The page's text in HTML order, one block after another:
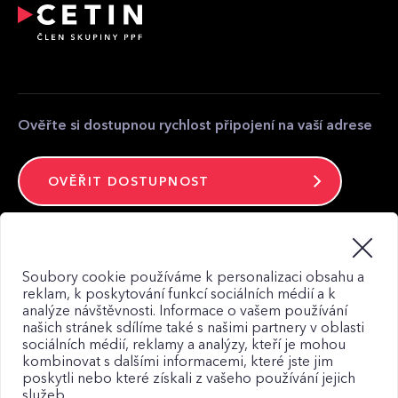
Partnerská zóna
Kontakt
Ověřte si dostupnou rychlost připojení na vaší adrese
OVĚŘIT DOSTUPNOST
Mapa webu
Soubory cookie používáme k personalizaci obsahu a
reklam, k poskytování funkcí sociálních médií a k
analýze návštěvnosti. Informace o vašem používání
našich stránek sdílíme také s našimi partnery v oblasti
sociálních médií, reklamy a analýzy, kteří je mohou
kombinovat s dalšími informacemi, které jste jim
poskytli nebo které získali z vašeho používání jejich